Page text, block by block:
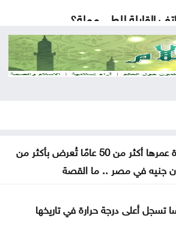
القابلة للطي مملة؟
.. لماذا يرهقك اختلاف التوقيت
الخبز؟ خبراء يوضحون ما قد يحدث
صمام أمان للمقدسات في
سيارة عمرها أكثر من 50 عامًا تُعرض بأكثر من
جنيه في مصر .. ما القصة
تسجل أعلى درجة حرارة في تاريخها